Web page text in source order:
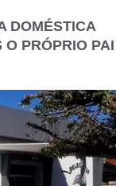
DOMÉSTICA
O PRÓPRIO PAI